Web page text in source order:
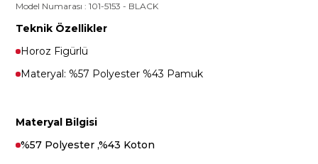
Model Numarası :101-5153 - BLACK
Teknik Özellikler
Horoz Figürlü
Materyal: %57 Polyester %43 Pamuk
Materyal Bilgisi
%57 Polyester ,%43 Koton